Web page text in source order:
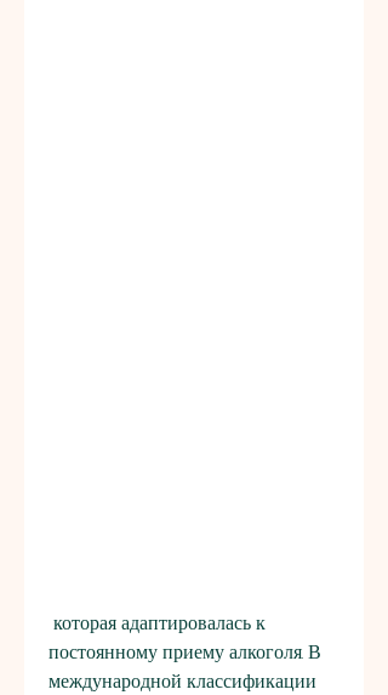
постоянному приему алкоголя. В
международной классификации